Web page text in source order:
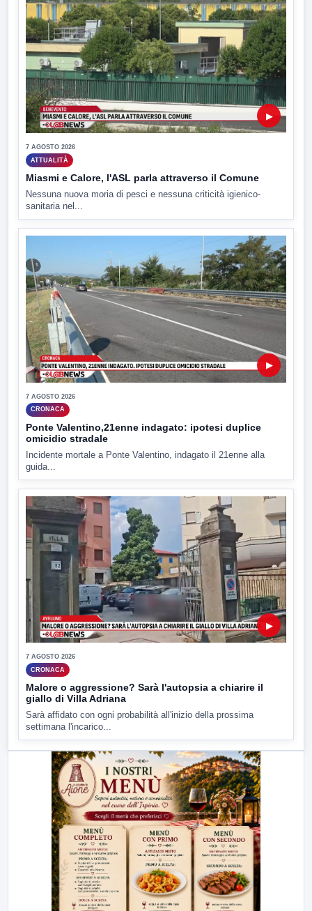
▶
7 AGOSTO 2026
ATTUALITÀ
Miasmi e Calore, l'ASL parla attraverso il Comune
Nessuna nuova moria di pesci e nessuna criticità igienico-
sanitaria nel...
▶
7 AGOSTO 2026
CRONACA
Ponte Valentino,21enne indagato: ipotesi duplice
omicidio stradale
Incidente mortale a Ponte Valentino, indagato il 21enne alla
guida...
▶
7 AGOSTO 2026
CRONACA
Malore o aggressione? Sarà l'autopsia a chiarire il
giallo di Villa Adriana
Sarà affidato con ogni probabilità all'inizio della prossima
settimana l'incarico...